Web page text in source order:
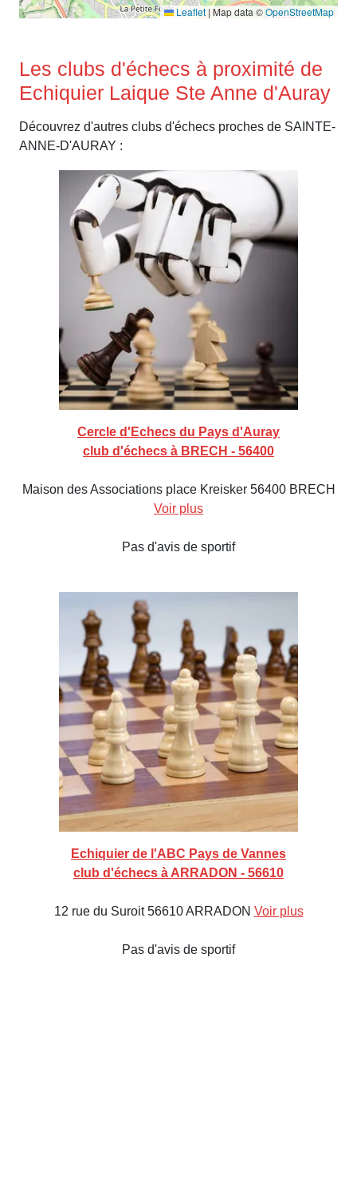
Leaflet | Map data ©OpenStreetMap
Les clubs d'échecs à proximité de
Echiquier Laique Ste Anne d'Auray
Découvrez d'autres clubs d'échecs proches de SAINTE-
ANNE-D'AURAY :
Cercle d'Echecs du Pays d'Auray
club d'échecs à BRECH - 56400
Maison des Associations place Kreisker 56400 BRECH
Voir plus
Pas d'avis de sportif
Echiquier de l'ABC Pays de Vannes
club d'échecs à ARRADON - 56610
12 rue du Suroit 56610 ARRADON Voir plus
Pas d'avis de sportif